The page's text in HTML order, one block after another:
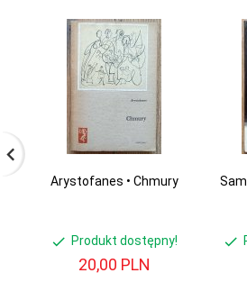
Arystofanes • Chmury
Produkt dostępny!
20,00 PLN